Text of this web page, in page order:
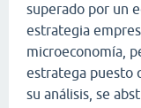
superado por un
estrategia
microeconomía,
estratega puesto
su análisis, se